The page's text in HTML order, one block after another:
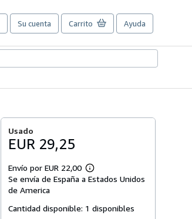
Su cuenta Carrito Ayuda
Usado
EUR 29,25
Envío por EUR 22,00
Más
información
tarifas
Se envía de España a Estados Unidos
de America
Cantidad disponible: 1 disponibles